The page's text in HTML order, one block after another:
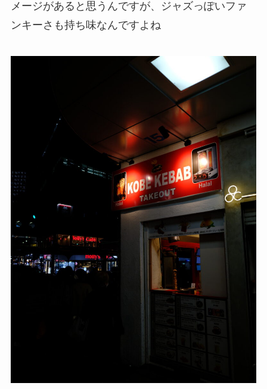
メージがあると思うんですが、ジャズっぽいファ
ンキーさも持ち味なんですよね